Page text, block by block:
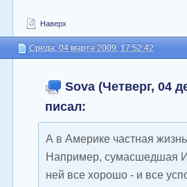
Наверх
Среда, 04 марта 2009, 17:52:42
Sova (Четверг, 04
писал:
А в Америке частная
Например, сумасшедшая
ней все хорошо - и все